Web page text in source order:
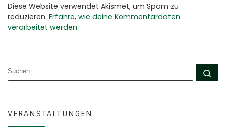
Diese Website verwendet Akismet, um Spam zu
reduzieren. Erfahre, wie deine Kommentardaten
verarbeitet werden.
SUCHE
VERANSTALTUNGEN